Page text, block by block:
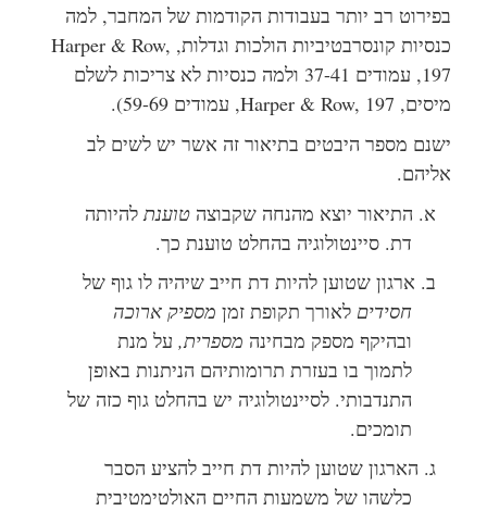
בפירוט רב יותר בעבודות הקודמות של המחבר, למה
כנסיות קונסרבטיביות הולכות וגדלות, Harper & Row,
ולמה כנסיות לא צריכות לשלם
מיסים,Harper & Row, 197, עמודים 59-69).
ישנם מספר היבטים בתיאור זה אשר יש לשים לב
אליהם.
א. התיאור יוצא מהנחה שקבוצהטוענתלהיותה
דת. סיינטולוגיה בהחלט טוענת כך.
ב. ארגון שטוען להיות דת חייב שיהיה לו גוף של
חסידיםלאורך תקופת זמן מספיק ארוכה
ובהיקף מספק מבחינהמספרית,על מנת
לתמוך בו בעזרת תרומותיהם הניתנות באופן
התנדבותי. לסיינטולוגיה יש בהחלט גוף כזה של
תומכים.
ג. הארגון שטוען להיות דת חייב להציע הסבר
כלשהו של משמעות החיים האולטימטיבית